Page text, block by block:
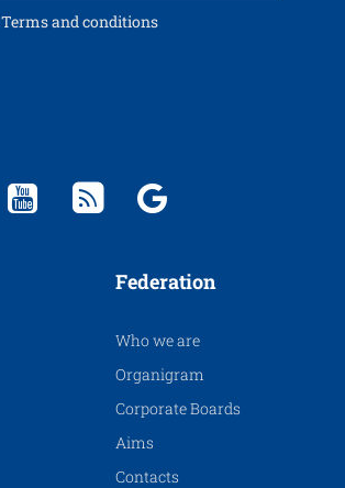
Terms and conditions
Federation
Who we are
Organigram
Corporate Boards
Aims
Contacts